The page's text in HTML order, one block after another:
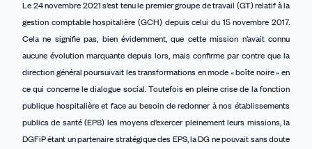
Le 24 novembre 2021 s’est tenu le premier groupe de travail (GT) relatif à la
gestion comptable hospitalière (GCH) depuis celui du 15 novembre 2017.
Cela ne signifie pas, bien évidemment, que cette mission n’avait connu
aucune évolution marquante depuis lors, mais confirme par contre que la
direction général poursuivait les transformations en mode « boîte noire » en
ce qui concerne le dialogue social. Toutefois en pleine crise de la fonction
publique hospitalière et face au besoin de redonner à nos établissements
publics de santé (EPS) les moyens d’exercer pleinement leurs missions, la
DGFiP étant un partenaire stratégique des EPS, la DG ne pouvait sans doute